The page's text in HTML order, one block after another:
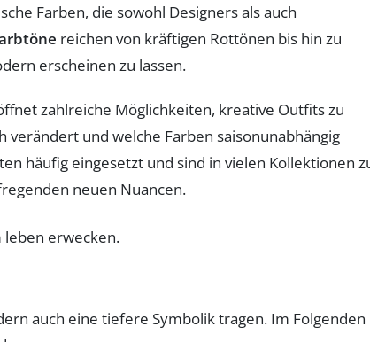
Farben, die sowohl Designers als auch
reichen von kräftigen Rottönen bis hin zu
erscheinen zu lassen.
zahlreiche Möglichkeiten, kreative Outfits zu
und welche Farben saisonunabhängig
häufig eingesetzt und sind in vielen Kollektionen
neuen Nuancen.
auch eine tiefere Symbolik tragen. Im Folgenden